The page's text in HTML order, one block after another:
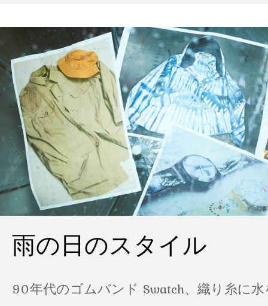
雨の日のスタイル
90年代のゴムバンド Swatch、織り糸に